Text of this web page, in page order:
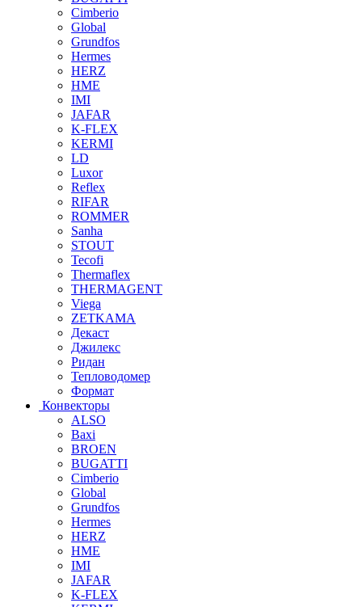
Cimberio
Global
Grundfos
Hermes
HERZ
HME
IMI
JAFAR
K-FLEX
KERMI
LD
Luxor
Reflex
RIFAR
ROMMER
Sanha
STOUT
Tecofi
Thermaflex
THERMAGENT
Viega
ZETKAMA
Декаст
Джилекс
Ридан
Тепловодомер
Формат
Конвекторы
ALSO
Baxi
BROEN
BUGATTI
Cimberio
Global
Grundfos
Hermes
HERZ
HME
IMI
JAFAR
K-FLEX